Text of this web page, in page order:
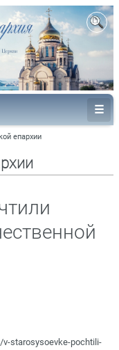
епархии
starosysoevke-pochtili-